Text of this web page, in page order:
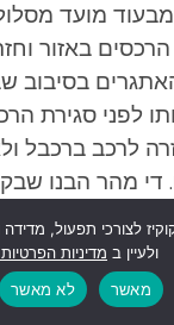
מבעוד מועד
באזור
בסיבוב
לרכב ברכבל
די מהר הבנו
לא נעמוד באתגר
להתפצל לשתי
הפסקה
הלאה, אלא
לצורכי תפעול, מדידה
ולעיין ב מדיניות הפרטיות
מאשר
לא מאשר